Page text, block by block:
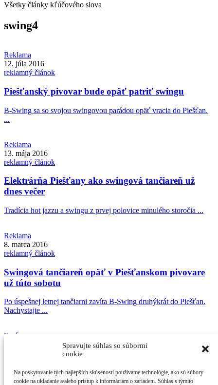
Spravujte súhlas so súbormi
cookie
Na poskytovanie tých najlepších skúseností používame technológie, ako sú súbory
cookie na ukladanie a/alebo prístup k informáciám o zariadení. Súhlas s týmito
Všetky články kľúčového slova
swing4
Reklama
12. júla 2016
reklamný článok
Piešťanský pivovar bude opäť patriť swingu
B-Swing sa so svojou swingovou parádou opäť vracia do Piešťan.
...
Reklama
13. mája 2016
reklamný článok
Elektrárňa Piešťany ako swingová tančiareň už
dnes večer
Tradícia hot jazzu a swingu z prvej polovice minulého storočia ...
Reklama
8. marca 2016
reklamný článok
Swingová tančiareň opäť v Piešťanskom pivovare
už túto sobotu
Po úspešnej letnej tančiarni zavíta B-Swing druhýkrát do Piešťan.
Nachystajte ...
Správy
V pivovare sa bude swingovať